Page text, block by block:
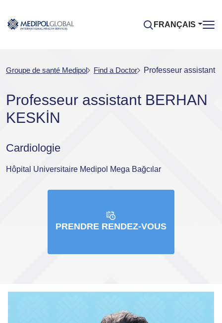
FRANÇAIS
Groupe de santé Medipol Find a Doctor Professeur assistant
Professeur assistant BERHAN
KESKİN
Cardiologie
Hôpital Universitaire Medipol Mega Bağcılar
PRENDRE RENDEZ-VOUS